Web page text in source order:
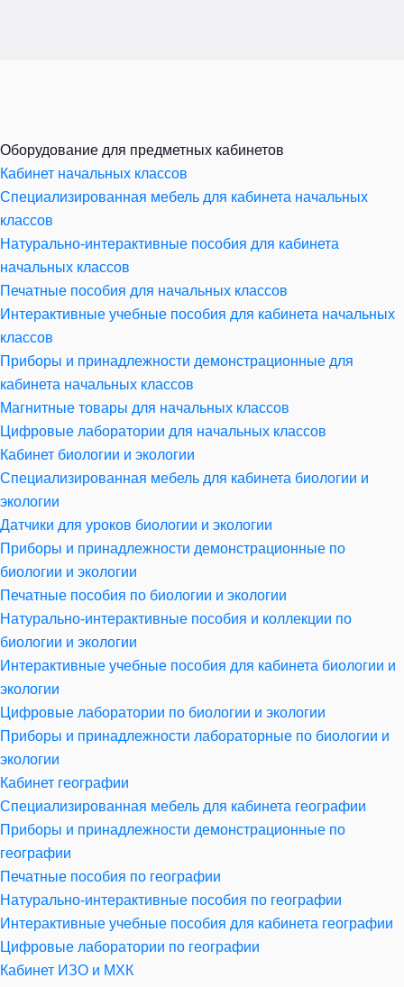
Оборудование для предметных кабинетов
Кабинет начальных классов
Специализированная мебель для кабинета начальных
классов
Натурально-интерактивные пособия для кабинета
начальных классов
Печатные пособия для начальных классов
Интерактивные учебные пособия для кабинета начальных
классов
Приборы и принадлежности демонстрационные для
кабинета начальных классов
Магнитные товары для начальных классов
Цифровые лаборатории для начальных классов
Кабинет биологии и экологии
Специализированная мебель для кабинета биологии и
экологии
Датчики для уроков биологии и экологии
Приборы и принадлежности демонстрационные по
биологии и экологии
Печатные пособия по биологии и экологии
Натурально-интерактивные пособия и коллекции по
биологии и экологии
Интерактивные учебные пособия для кабинета биологии и
экологии
Цифровые лаборатории по биологии и экологии
Приборы и принадлежности лабораторные по биологии и
экологии
Кабинет географии
Специализированная мебель для кабинета географии
Приборы и принадлежности демонстрационные по
географии
Печатные пособия по географии
Натурально-интерактивные пособия по географии
Интерактивные учебные пособия для кабинета географии
Цифровые лаборатории по географии
Кабинет ИЗО и МХК